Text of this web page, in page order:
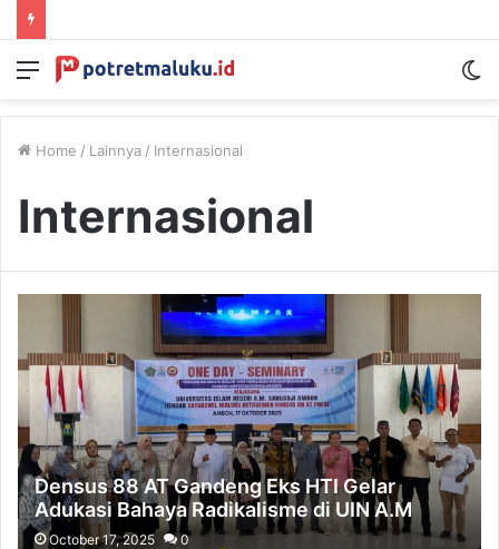
Menu
Home / Lainnya / Internasional
Internasional
Densus 88 AT Gandeng Eks HTI Gelar
Adukasi Bahaya Radikalisme di UIN A.M
Sangadji
October 17, 2025 0